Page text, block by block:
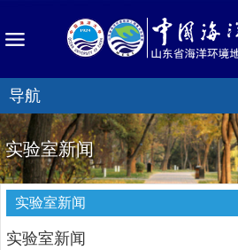
导航
实验室新闻
实验室新闻
实验室新闻